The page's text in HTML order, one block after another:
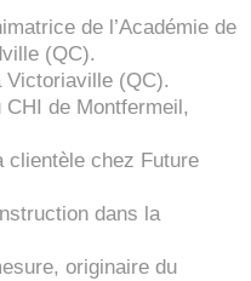
de l’Académie de
(QC).
Victoriaville (QC).
de Montfermeil,
clientèle chez Future
dans la
originaire du